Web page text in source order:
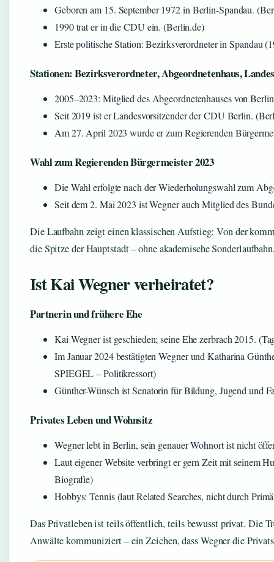
Geboren am 15. September 1972 in Berlin-Spandau.
1990 trat er in die CDU ein. (Berlin.de)
Erste politische Station: Bezirksverordneter in Spandau
Stationen: Bezirksverordneter, Abgeordnetenhaus,
2005–2023: Mitglied des Abgeordnetenhauses von
Seit 2019 ist er Landesvorsitzender der CDU Berlin.
Am 27. April 2023 wurde er zum Regierenden
Wahl zum Regierenden Bürgermeister 2023
Die Wahl erfolgte nach der Wiederholungswahl zum
Seit dem 2. Mai 2023 ist Wegner auch Mitglied des
Die Laufbahn zeigt einen klassischen Aufstieg: Von der
die Spitze der Hauptstadt – ohne akademische
Ist Kai Wegner verheiratet?
Partnerin und frühere Ehe
Kai Wegner ist geschieden; seine Ehe zerbrach 2015.
Im Januar 2024 bestätigten Wegner und Katharina
SPIEGEL – Politikressort)
Günther-Wünsch ist Senatorin für Bildung, Jugend und
Privates Leben und Wohnsitz
Wegner lebt in Berlin, sein genauer Wohnort ist nicht
Laut eigener Website verbringt er gern Zeit mit seinem
Biografie)
Hobbys: Tennis (laut Related Searches, nicht durch
Das Privatleben ist teils öffentlich, teils bewusst privat. Die
Anwälte kommuniziert – ein Zeichen, dass Wegner die